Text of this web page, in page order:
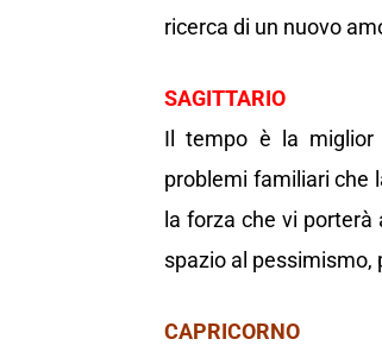
ricerca di un nuovo
SAGITTARIO
Il tempo è la miglior
problemi familiari che
la forza che vi
spazio al pessimismo,
CAPRICORNO